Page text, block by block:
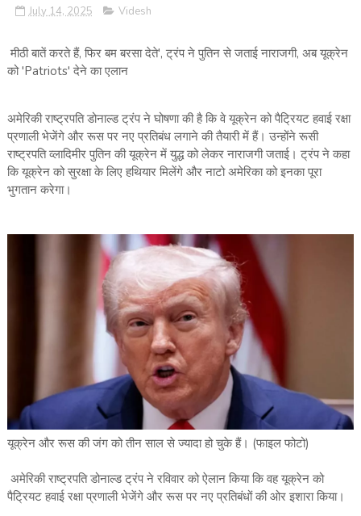
July 14, 2025 Videsh
मीठी बातें करते हैं, फिर बम बरसा देते', ट्रंप ने पुतिन से जताई नाराजगी, अब यूक्रेन
को 'Patriots' देने का एलान
अमेरिकी राष्ट्रपति डोनाल्ड ट्रंप ने घोषणा की है कि वे यूक्रेन को पैट्रियट हवाई रक्षा
प्रणाली भेजेंगे और रूस पर नए प्रतिबंध लगाने की तैयारी में हैं। उन्होंने रूसी
राष्ट्रपति व्लादिमीर पुतिन की यूक्रेन में युद्ध को लेकर नाराजगी जताई। ट्रंप ने कहा
कि यूक्रेन को सुरक्षा के लिए हथियार मिलेंगे और नाटो अमेरिका को इनका पूरा
भुगतान करेगा।
यूक्रेन और रूस की जंग को तीन साल से ज्यादा हो चुके हैं। (फाइल फोटो)
अमेरिकी राष्ट्रपति डोनाल्ड ट्रंप ने रविवार को ऐलान किया कि वह यूक्रेन को
पैट्रियट हवाई रक्षा प्रणाली भेजेंगे और रूस पर नए प्रतिबंधों की ओर इशारा किया।